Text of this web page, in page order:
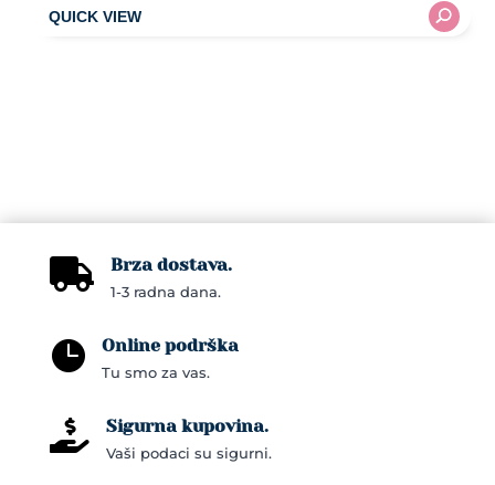
 Brza dostava.
1-3 radna dana.
 Online podrška
Tu smo za vas.
 Sigurna kupovina.
Vaši podaci su sigurni.